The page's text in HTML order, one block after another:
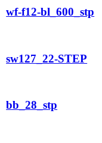
wf-f12-bl_600_stp
sw127_22-STEP
bb_28_stp